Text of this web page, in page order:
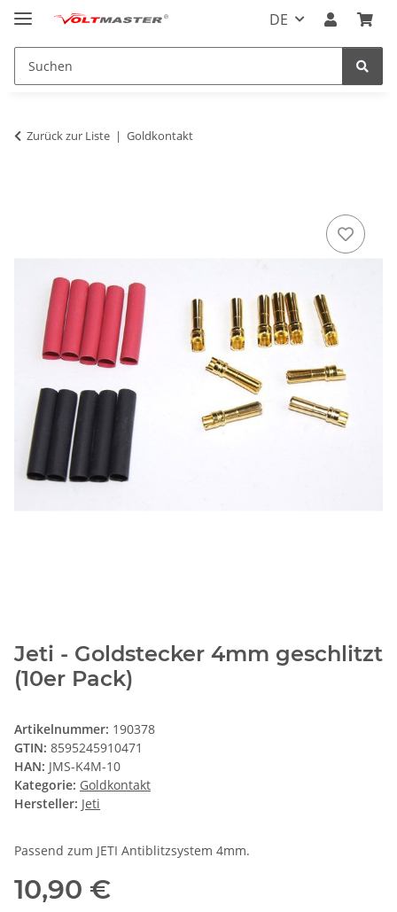
DE
Zurück zur Liste Goldkontakt
Jeti - Goldstecker 4mm geschlitzt
(10er Pack)
Artikelnummer: 190378
GTIN: 8595245910471
HAN: JMS-K4M-10
Kategorie: Goldkontakt
Hersteller: Jeti
Passend zum JETI Antiblitzsystem 4mm.
10,90 €